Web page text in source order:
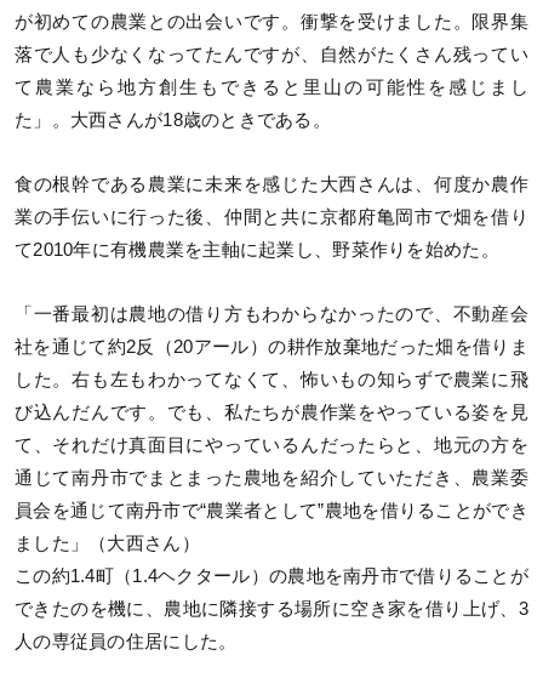
が初めての農業との出会いです。衝撃を受けました。限界集
落で人も少なくなってたんですが、自然がたくさん残ってい
て農業なら地方創生もできると里山の可能性を感じまし
た」。大西さんが18歳のときである。
食の根幹である農業に未来を感じた大西さんは、何度か農作
業の手伝いに行った後、仲間と共に京都府亀岡市で畑を借り
て2010年に有機農業を主軸に起業し、野菜作りを始めた。
「一番最初は農地の借り方もわからなかったので、不動産会
社を通じて約2反（20アール）の耕作放棄地だった畑を借りま
した。右も左もわかってなくて、怖いもの知らずで農業に飛
び込んだんです。でも、私たちが農作業をやっている姿を見
て、それだけ真面目にやっているんだったらと、地元の方を
通じて南丹市でまとまった農地を紹介していただき、農業委
員会を通じて南丹市で“農業者として”農地を借りることができ
ました」（大西さん）
この約1.4町（1.4ヘクタール）の農地を南丹市で借りることが
できたのを機に、農地に隣接する場所に空き家を借り上げ、3
人の専従員の住居にした。